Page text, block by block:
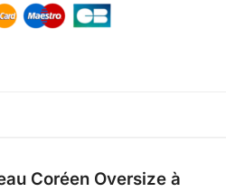
Coréen Oversize à